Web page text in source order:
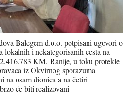
Balegem d.o.o. potpisani ugovori o
i nekategorisanih cesta na
KM. Ranije, u toku protekle
iz Okvirnog sporazuma
na osam dionica a na četiri
će biti realizovani.